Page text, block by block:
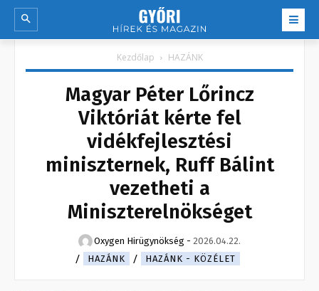
Kezdőlap HAZÁNK
Magyar Péter Lőrincz
Viktóriát kérte fel
vidékfejlesztési
miniszternek, Ruff Bálint
vezetheti a
Miniszterelnökséget
Oxygen Hirügynökség - 2026.04.22.
HAZÁNK
HAZÁNK - KÖZÉLET